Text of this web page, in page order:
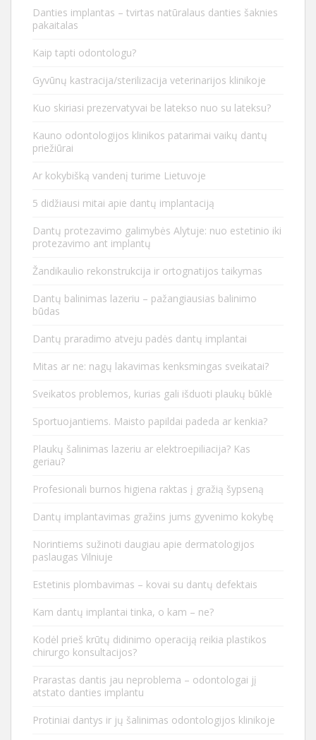
Danties implantas – tvirtas natūralaus danties šaknies
pakaitalas
Kaip tapti odontologu?
Gyvūnų kastracija/sterilizacija veterinarijos klinikoje
Kuo skiriasi prezervatyvai be latekso nuo su lateksu?
Kauno odontologijos klinikos patarimai vaikų dantų
priežiūrai
Ar kokybišką vandenį turime Lietuvoje
5 didžiausi mitai apie dantų implantaciją
Dantų protezavimo galimybės Alytuje: nuo estetinio iki
protezavimo ant implantų
Žandikaulio rekonstrukcija ir ortognatijos taikymas
Dantų balinimas lazeriu – pažangiausias balinimo
būdas
Dantų praradimo atveju padės dantų implantai
Mitas ar ne: nagų lakavimas kenksmingas sveikatai?
Sveikatos problemos, kurias gali išduoti plaukų būklė
Sportuojantiems. Maisto papildai padeda ar kenkia?
Plaukų šalinimas lazeriu ar elektroepiliacija? Kas
geriau?
Profesionali burnos higiena raktas į gražią šypseną
Dantų implantavimas gražins jums gyvenimo kokybę
Norintiems sužinoti daugiau apie dermatologijos
paslaugas Vilniuje
Estetinis plombavimas – kovai su dantų defektais
Kam dantų implantai tinka, o kam – ne?
Kodėl prieš krūtų didinimo operaciją reikia plastikos
chirurgo konsultacijos?
Prarastas dantis jau neproblema – odontologai jį
atstato danties implantu
Protiniai dantys ir jų šalinimas odontologijos klinikoje